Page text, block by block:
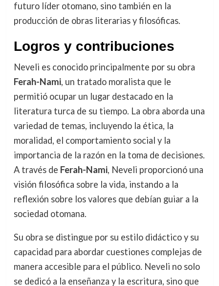
futuro líder otomano, sino también en la
producción de obras literarias y filosóficas.
Logros y contribuciones
Neveli es conocido principalmente por su obra
Ferah-Nami, un tratado moralista que le
permitió ocupar un lugar destacado en la
literatura turca de su tiempo. La obra aborda una
variedad de temas, incluyendo la ética, la
moralidad, el comportamiento social y la
importancia de la razón en la toma de decisiones.
A través de Ferah-Nami, Neveli proporcionó una
visión filosófica sobre la vida, instando a la
reflexión sobre los valores que debían guiar a la
sociedad otomana.
Su obra se distingue por su estilo didáctico y su
capacidad para abordar cuestiones complejas de
manera accesible para el público. Neveli no solo
se dedicó a la enseñanza y la escritura, sino que